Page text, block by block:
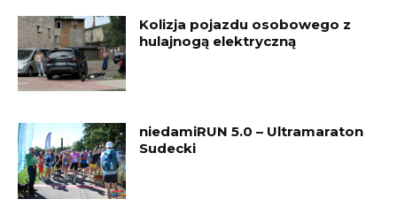
Kolizja pojazdu osobowego z
hulajnogą elektryczną
niedamiRUN 5.0 – Ultramaraton
Sudecki